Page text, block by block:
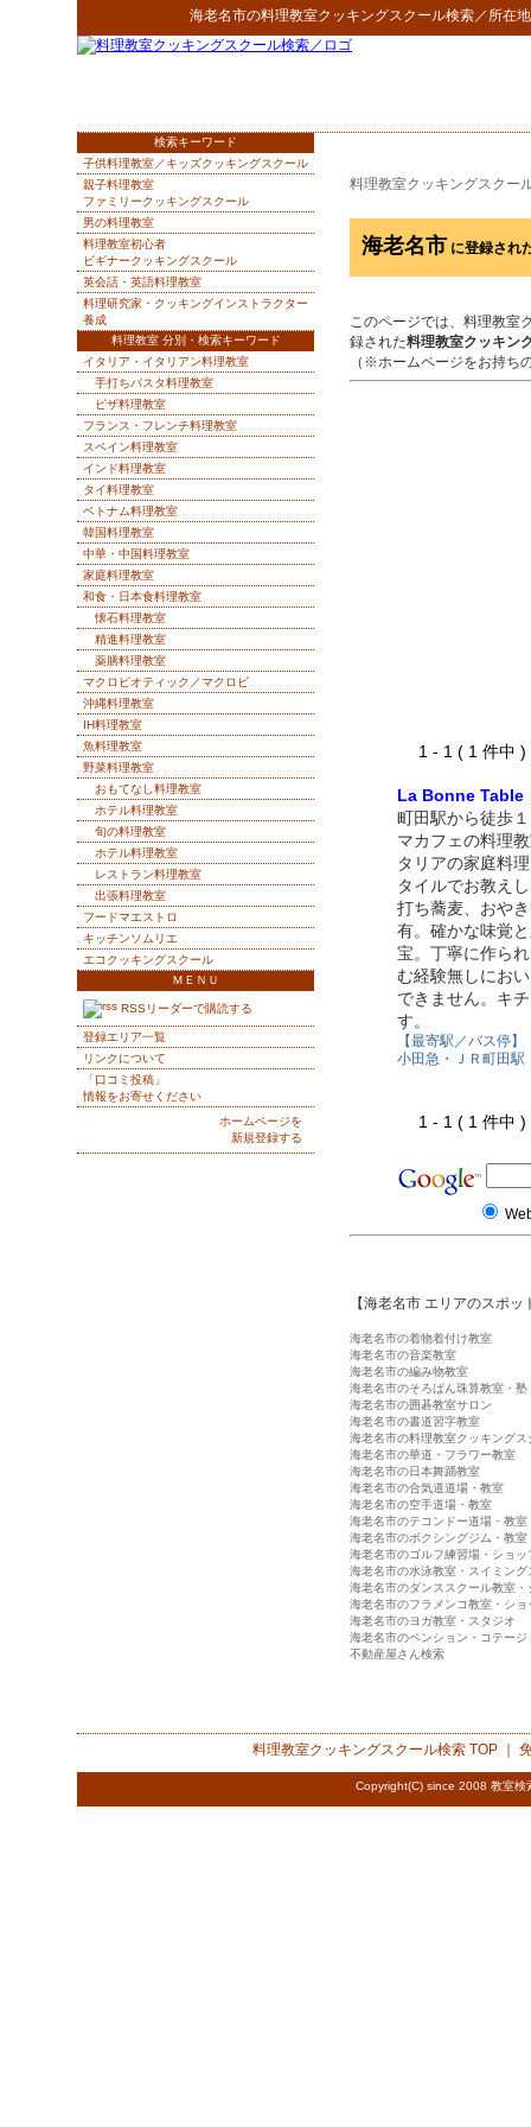
海老名市の料理教室クッキングスクール検索／所在
料理教室クッキングスクー
海老名市 に登録され
このページでは、料理教室
録された料理教室クッキン
（※ホームページをお持ち
1 - 1 ( 1 件
La Bonne Table
町田駅から徒歩
マカフェの料理
タリアの家庭料
タイルでお教え
打ち蕎麦、おや
有。確かな味覚
宝。丁寧に作ら
む経験無しにお
できません。キ
す。
【最寄駅／バス停】
小田急・ＪＲ町田駅
1 - 1 ( 1 件
【海老名市 エリアのスポッ
海老名市の着物着付け教室
海老名市の音楽教室
海老名市の編み物教室
海老名市のそろばん珠算教室・塾
海老名市の囲碁教室サロン
海老名市の書道習字教室
海老名市の料理教室クッキングス
海老名市の華道・フラワー教室
海老名市の日本舞踊教室
海老名市の合気道道場・教室
海老名市の空手道場・教室
海老名市のテコンドー道場・教室
海老名市のボクシングジム・教室
海老名市のゴルフ練習場・ショッ
海老名市の水泳教室・スイミング
海老名市のダンススクール教室・
海老名市のフラメンコ教室・ショ
海老名市のヨガ教室・スタジオ
海老名市のペンション・コテージ
不動産屋さん検索
検索キーワード
子供料理教室／キッズクッキングスクール
親子料理教室
ファミリークッキングスクール
男の料理教室
料理教室初心者
ビギナークッキングスクール
英会話・英語料理教室
料理研究家・クッキングインストラクター
養成
料理教室 分別・検索キーワード
イタリア・イタリアン料理教室
手打ちパスタ料理教室
ピザ料理教室
フランス・フレンチ料理教室
スペイン料理教室
インド料理教室
タイ料理教室
ベトナム料理教室
韓国料理教室
中華・中国料理教室
家庭料理教室
和食・日本食料理教室
懐石料理教室
精進料理教室
薬膳料理教室
マクロビオティック／マクロビ
沖縄料理教室
IH料理教室
魚料理教室
野菜料理教室
おもてなし料理教室
ホテル料理教室
旬の料理教室
ホテル料理教室
レストラン料理教室
出張料理教室
フードマエストロ
キッチンソムリエ
エコクッキングスクール
ＭＥＮＵ
RSSリーダーで購読する
登録エリア一覧
リンクについて
「口コミ投稿」
情報をお寄せください
ホームページを
新規登録する
料理教室クッキングスクール検索TOP ｜
Copyright(C) since 2008 教室検